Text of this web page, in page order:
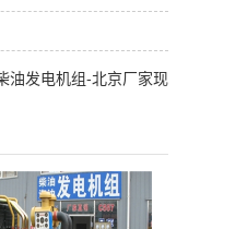
油发电机组-北京厂家现